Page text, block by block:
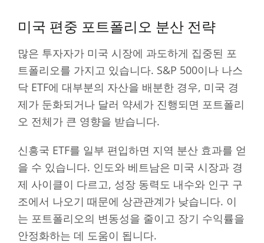
미국 편중 포트폴리오 분산 전략
많은 투자자가 미국 시장에 과도하게 집중된 포
트폴리오를 가지고 있습니다. S&P 500이나 나스
닥 ETF에 대부분의 자산을 배분한 경우, 미국 경
제가 둔화되거나 달러 약세가 진행되면 포트폴리
오 전체가 큰 영향을 받습니다.
신흥국 ETF를 일부 편입하면 지역 분산 효과를 얻
을 수 있습니다. 인도와 베트남은 미국 시장과 경
제 사이클이 다르고, 성장 동력도 내수와 인구 구
조에서 나오기 때문에 상관관계가 낮습니다. 이
는 포트폴리오의 변동성을 줄이고 장기 수익률을
안정화하는 데 도움이 됩니다.